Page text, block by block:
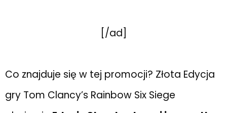
[/ad]
Co znajduje się w tej promocji? Złota Edycja
gry Tom Clancy’s Rainbow Six Siege